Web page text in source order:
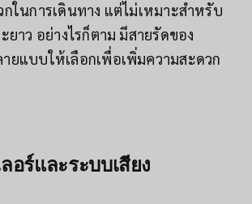
ในการเดินทาง แต่ไม่เหมาะสำหรับ
ยาว อย่างไรก็ตาม มีสายรัดของ
ยแบบให้เลือกเพื่อเพิ่มความสะดวก
อร์และระบบเสียง